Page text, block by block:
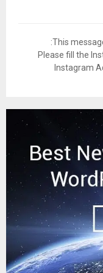
This
Please fill the
Instagram